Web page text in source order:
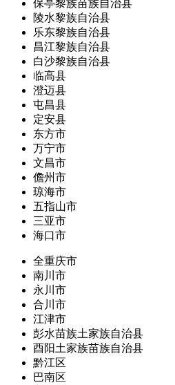
保亭黎族苗族自治县
陵水黎族自治县
乐东黎族自治县
昌江黎族自治县
白沙黎族自治县
临高县
澄迈县
屯昌县
定安县
东方市
万宁市
文昌市
儋州市
琼海市
五指山市
三亚市
海口市
全重庆市
南川市
永川市
合川市
江津市
彭水苗族土家族自治县
酉阳土家族苗族自治县
黔江区
巴南区